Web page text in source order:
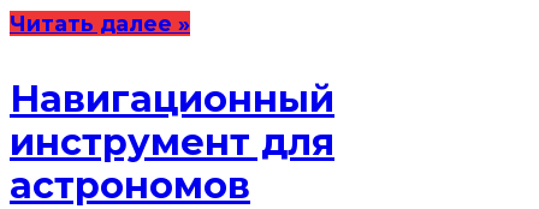
Читать далее »
Навигационный
инструмент для
астрономов